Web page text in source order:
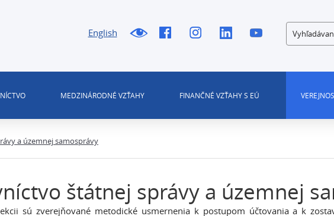
English
MEDZINÁRODNÉ VZŤAHY FINANČNÉ VZŤAHY S EÚ
a územnej samosprávy
štátnej správy a územnej
sú zverejňované metodické usmernenia k postupom účtovania a k